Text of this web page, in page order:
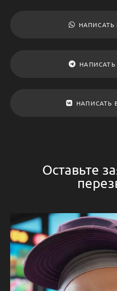
НАПИСАТЬ
НАПИСАТЬ
НАПИСАТЬ
Оставьте